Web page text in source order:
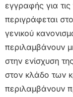
εγγραφής για
περιγράφεται
γενικού
περιλαμβάνουν
στην ενίσχυση
στον κλάδο των
περιλαμβάνουν